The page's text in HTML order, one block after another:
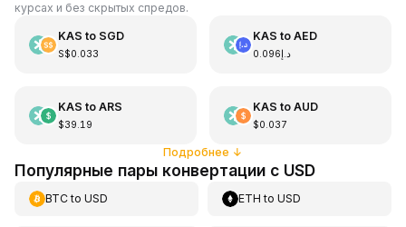
курсах и без скрытых спредов.
KAS to SGD
S$0.033
KAS to AED
د.إ0.096
KAS to ARS
$39.19
KAS to AUD
$0.037
Подробнее ↓
Популярные пары конвертации с USD
BTCto USD ETH toUSD